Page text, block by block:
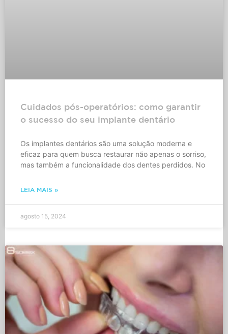
Cuidados pós-operatórios: como garantir
o sucesso do seu implante dentário
Os implantes dentários são uma solução moderna e
eficaz para quem busca restaurar não apenas o sorriso,
mas também a funcionalidade dos dentes perdidos. No
LEIA MAIS »
agosto 15, 2024